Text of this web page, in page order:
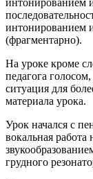
интонированием
интонированием
(фрагментарно).
На уроке кроме
педагога
ситуация для
материала урока.
Урок начался с
вокальная
грудного